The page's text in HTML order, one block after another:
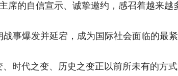
席的自信宣示、诚挚邀约，感召着越来越
战事爆发并延宕，成为国际社会面临的最
、时代之变、历史之变正以前所未有的方